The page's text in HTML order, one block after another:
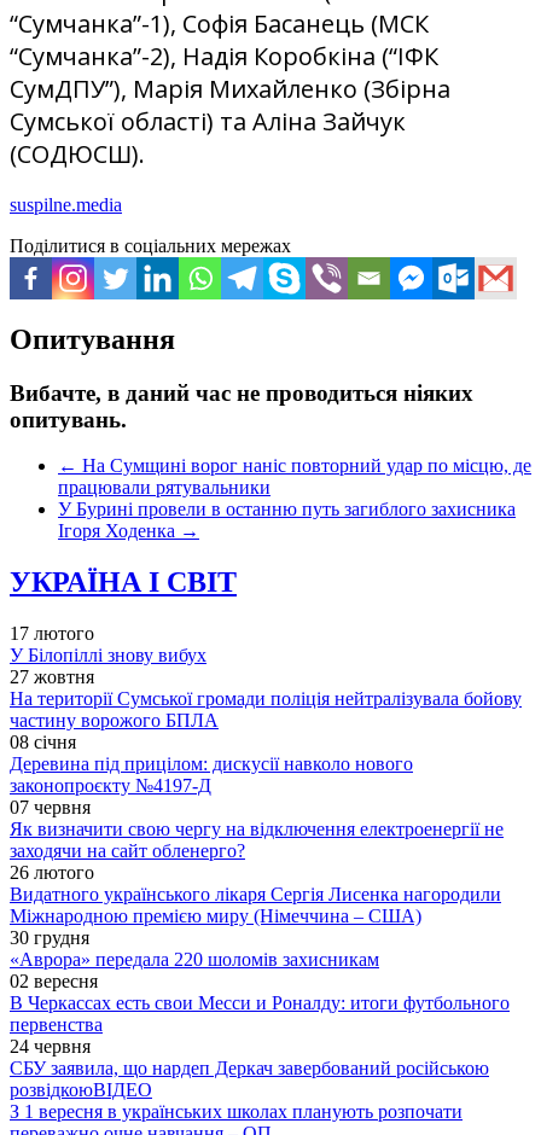
“Сумчанка”-1), Софія Басанець (МСК
“Сумчанка”-2), Надія Коробкіна (“ІФК
СумДПУ”), Марія Михайленко (Збірна
Сумської області) та Аліна Зайчук
(СОДЮСШ).
suspilne.media
Поділитися в соціальних мережах
Опитування
Вибачте, в даний час не проводиться ніяких
опитувань.
← На Сумщині ворог наніс повторний удар по місцю, де
працювали рятувальники
У Бурині провели в останню путь загиблого захисника
Ігоря Ходенка →
УКРАЇНА І СВІТ
17 лютого
У Білопіллі знову вибух
27 жовтня
На території Сумської громади поліція нейтралізувала бойову
частину ворожого БПЛА
08 січня
Деревина під прицілом: дискусії навколо нового
законопроєкту №4197-Д
07 червня
Як визначити свою чергу на відключення електроенергії не
заходячи на сайт обленерго?
26 лютого
Видатного українського лікаря Сергія Лисенка нагородили
Міжнародною премією миру (Німеччина – США)
30 грудня
«Аврора» передала 220 шоломів захисникам
02 вересня
В Черкассах есть свои Месси и Роналду: итоги футбольного
первенства
24 червня
СБУ заявила, що нардеп Деркач завербований російською
розвідкоюВІДЕО
З 1 вересня в українських школах планують розпочати